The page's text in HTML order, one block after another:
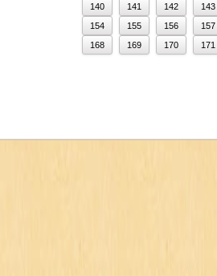
140
141 142
143
154
155 156
157
168
169 170 171